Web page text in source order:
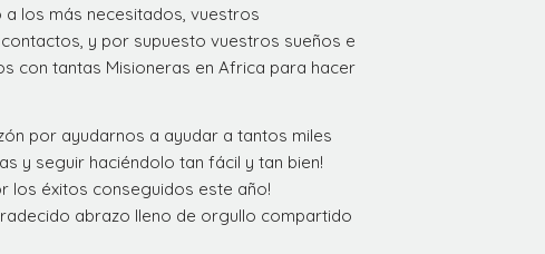
los más necesitados, vuestros
y por supuesto vuestros sueños e
con tantas Misioneras en Africa para hacer
por ayudarnos a ayudar a tantos miles
y seguir haciéndolo tan fácil y tan bien!
los éxitos conseguidos este año!
abrazo lleno de orgullo compartido